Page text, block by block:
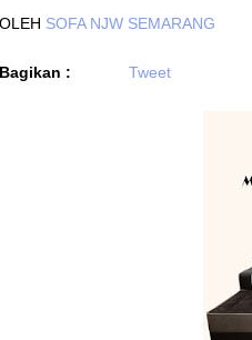
OLEH SOFA NJW SEMARANG
Bagikan : Tweet